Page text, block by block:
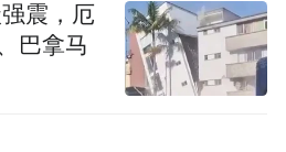
震，厄
巴拿马